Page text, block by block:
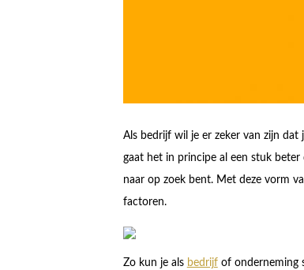
Als bedrijf wil je er zeker van zijn
gaat het in principe al een stuk
naar op zoek bent. Met deze vorm
factoren.
Zo kun je als bedrijfof onderneming